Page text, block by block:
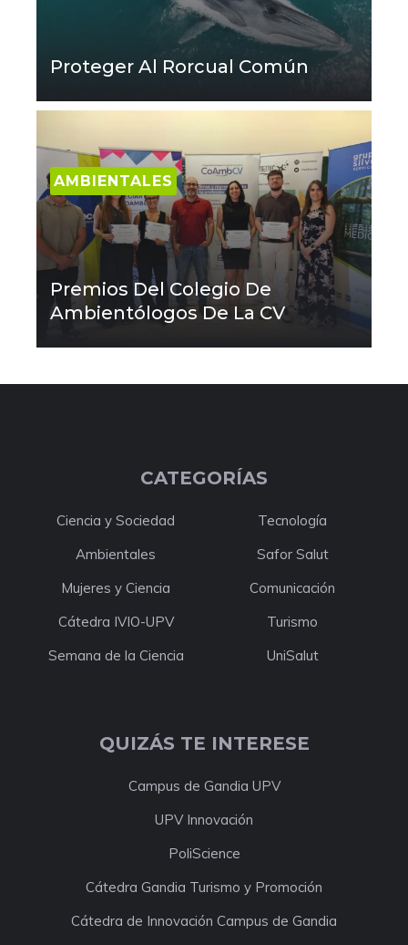
Proteger Al Rorcual Común
AMBIENTALES
Premios Del Colegio De
Ambientólogos De La CV
CATEGORÍAS
Ciencia y Sociedad
Tecnología
Ambientales
Safor Salut
Mujeres y Ciencia
Comunicación
Cátedra IVIO-UPV
Turismo
Semana de la Ciencia
UniSalut
QUIZÁS TE INTERESE
Campus de Gandia UPV
UPV Innovación
PoliScience
Cátedra Gandia Turismo y Promoción
Cátedra de Innovación Campus de Gandia